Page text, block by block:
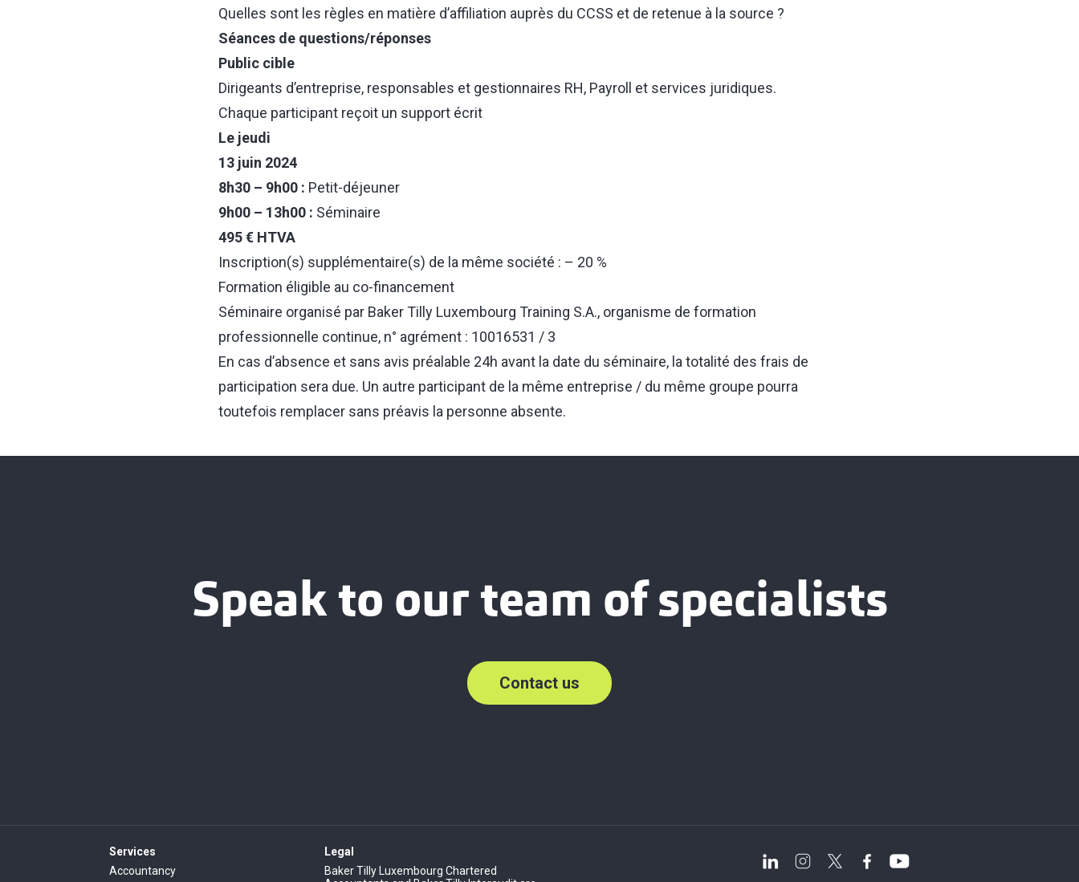
Quelles sont les règles en matière d’affiliation auprès du CCSS et de retenue à la source ?
Séances de questions/réponses
Public cible
Dirigeants d’entreprise, responsables et gestionnaires RH, Payroll et services juridiques.
Chaque participant reçoit un support écrit
Le jeudi
13 juin 2024
8h30 – 9h00 : Petit-déjeuner
9h00 – 13h00 : Séminaire
495 € HTVA
Inscription(s) supplémentaire(s) de la même société : – 20 %
Formation éligible au co-financement
Séminaire organisé par Baker Tilly Luxembourg Training S.A., organisme de formation
professionnelle continue, n° agrément : 10016531 / 3
En cas d’absence et sans avis préalable 24h avant la date du séminaire, la totalité des frais de
participation sera due. Un autre participant de la même entreprise / du même groupe pourra
toutefois remplacer sans préavis la personne absente.
Speak to our team of specialists
Contact us
Services
Accountancy
Legal
Baker Tilly Luxembourg Chartered